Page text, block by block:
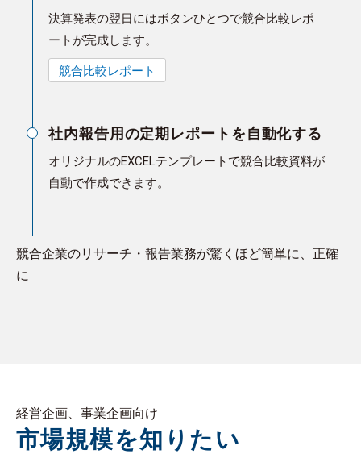
決算発表の翌日にはボタンひとつで競合比較レポ
ートが完成します。
競合比較レポート
社内報告用の定期レポートを自動化する
オリジナルのEXCELテンプレートで競合比較資料が
自動で作成できます。
競合企業のリサーチ・報告業務が驚くほど簡単に、正確
に
経営企画、事業企画向け
市場規模を知りたい